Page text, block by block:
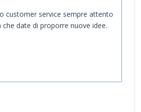
customer service sempre attento
che date di proporre nuove idee.